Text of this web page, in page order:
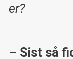
er?
– Sist så